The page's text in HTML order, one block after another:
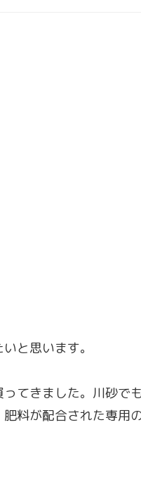
と思います。
てきました。川砂で
料が配合された専用